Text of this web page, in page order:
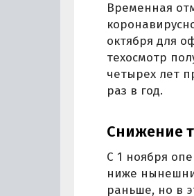
Временная
октября для
техосмотр
четырех лет
раз в год.
Снижение
С 1 ноября
ниже
раньше, но в